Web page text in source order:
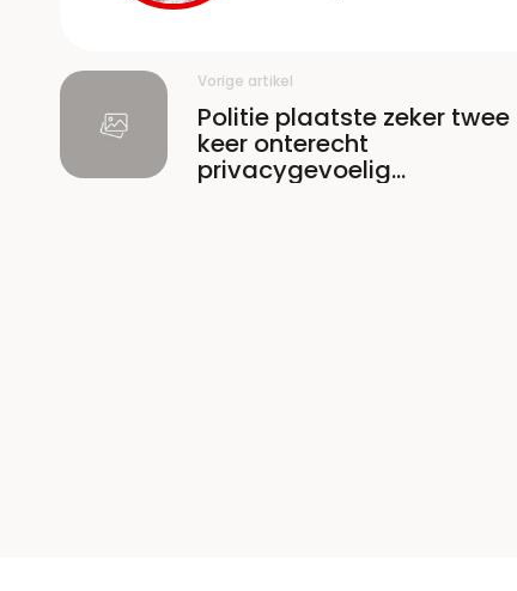
Vorige artikel
Politie plaatste zeker twee
keer onterecht
privacygevoelig